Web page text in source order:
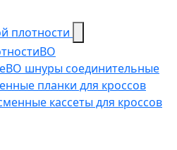
плотности
ВО
ВО шнуры соединительные
планки для кроссов
кассеты для кроссов